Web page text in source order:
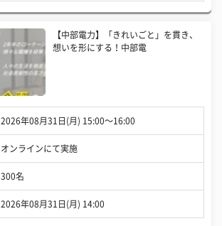
【中部電力】「きれいごと」を貫き、
想いを形にする！中部電
2026年08月31日(月) 15:00〜16:00
オンラインにて実施
300名
2026年08月31日(月) 14:00